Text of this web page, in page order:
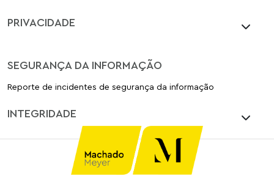
PRIVACIDADE
SEGURANÇA DA INFORMAÇÃO
Reporte de incidentes de segurança da informação
INTEGRIDADE